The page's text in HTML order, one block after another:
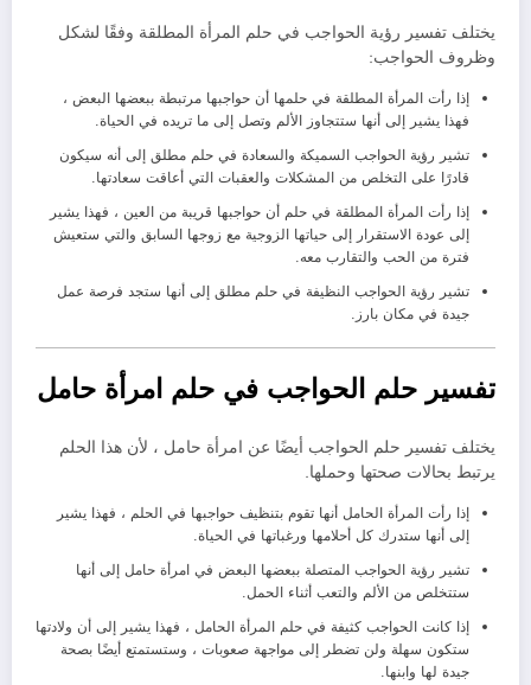
يختلف تفسير رؤية الحواجب في حلم المرأة المطلقة وفقًا لشكل
وظروف الحواجب:
إذا رأت المرأة المطلقة في حلمها أن حواجبها مرتبطة ببعضها البعض ،
فهذا يشير إلى أنها ستتجاوز الألم وتصل إلى ما تريده في الحياة.
تشير رؤية الحواجب السميكة والسعادة في حلم مطلق إلى أنه سيكون
قادرًا على التخلص من المشكلات والعقبات التي أعاقت سعادتها.
إذا رأت المرأة المطلقة في حلم أن حواجبها قريبة من العين ، فهذا يشير
إلى عودة الاستقرار إلى حياتها الزوجية مع زوجها السابق والتي ستعيش
فترة من الحب والتقارب معه.
تشير رؤية الحواجب النظيفة في حلم مطلق إلى أنها ستجد فرصة عمل
جيدة في مكان بارز.
تفسير حلم الحواجب في حلم امرأة حامل
يختلف تفسير حلم الحواجب أيضًا عن امرأة حامل ، لأن هذا الحلم
يرتبط بحالات صحتها وحملها.
إذا رأت المرأة الحامل أنها تقوم بتنظيف حواجبها في الحلم ، فهذا يشير
إلى أنها ستدرك كل أحلامها ورغباتها في الحياة.
تشير رؤية الحواجب المتصلة ببعضها البعض في امرأة حامل إلى أنها
ستتخلص من الألم والتعب أثناء الحمل.
إذا كانت الحواجب كثيفة في حلم المرأة الحامل ، فهذا يشير إلى أن ولادتها
ستكون سهلة ولن تضطر إلى مواجهة صعوبات ، وستستمتع أيضًا بصحة
جيدة لها وابنها.